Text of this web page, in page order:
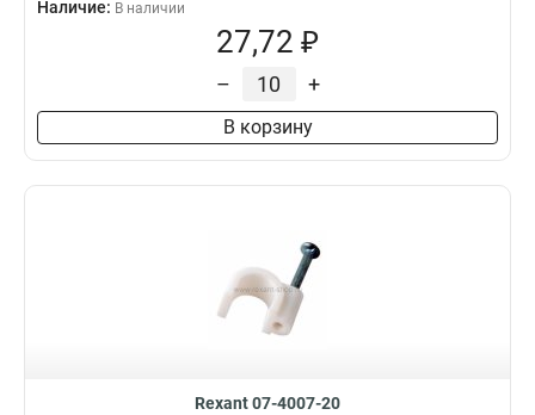
Наличие: В наличии
27,72 ₽
– +
В корзину
Rexant 07-4007-20